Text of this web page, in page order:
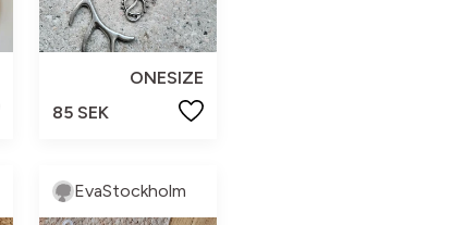
ONESIZE
85 SEK
EvaStockholm